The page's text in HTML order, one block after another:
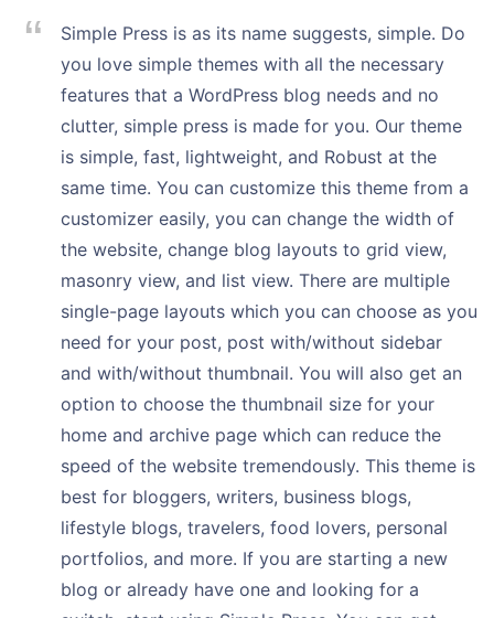
Simple Press is as its name suggests, simple. Do
you love simple themes with all the necessary
features that a WordPress blog needs and no
clutter, simple press is made for you. Our theme
is simple, fast, lightweight, and Robust at the
same time. You can customize this theme from a
customizer easily, you can change the width of
the website, change blog layouts to grid view,
masonry view, and list view. There are multiple
single-page layouts which you can choose as you
need for your post, post with/without sidebar
and with/without thumbnail. You will also get an
option to choose the thumbnail size for your
home and archive page which can reduce the
speed of the website tremendously. This theme is
best for bloggers, writers, business blogs,
lifestyle blogs, travelers, food lovers, personal
portfolios, and more. If you are starting a new
blog or already have one and looking for a